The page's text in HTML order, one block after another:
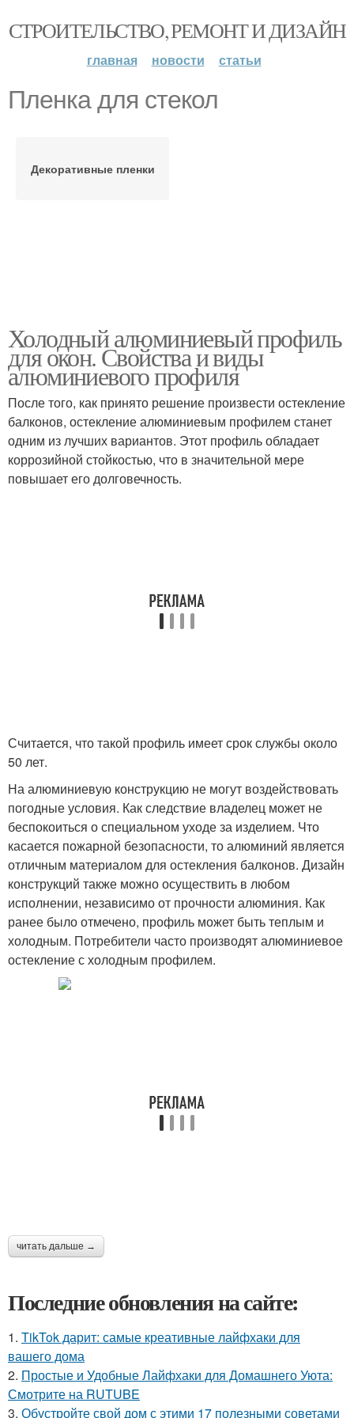
СТРОИТЕЛЬСТВО, РЕМОНТ И ДИЗАЙН
главная новости статьи
Пленка для стекол
Декоративные пленки
Холодный алюминиевый профиль
для окон. Свойства и виды
алюминиевого профиля
После того, как принято решение произвести остекление
балконов, остекление алюминиевым профилем станет
одним из лучших вариантов. Этот профиль обладает
коррозийной стойкостью, что в значительной мере
повышает его долговечность.
Считается, что такой профиль имеет срок службы около
50 лет.
На алюминиевую конструкцию не могут воздействовать
погодные условия. Как следствие владелец может не
беспокоиться о специальном уходе за изделием. Что
касается пожарной безопасности, то алюминий является
отличным материалом для остекления балконов. Дизайн
конструкций также можно осуществить в любом
исполнении, независимо от прочности алюминия. Как
ранее было отмечено, профиль может быть теплым и
холодным. Потребители часто производят алюминиевое
остекление с холодным профилем.
читать дальше →
Последние обновления на сайте:
1. TikTok дарит: самые креативные лайфхаки для
вашего дома
2. Простые и Удобные Лайфхаки для Домашнего Уюта:
Смотрите на RUTUBE
3. Обустройте свой дом с этими 17 полезными советами